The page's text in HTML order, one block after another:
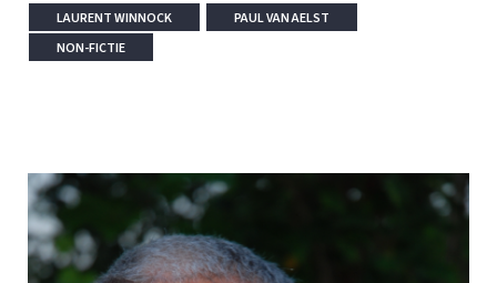
LAURENT WINNOCK
PAUL VAN AELST
NON-FICTIE